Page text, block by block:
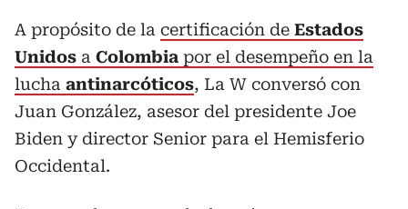
A propósito de la certificación de Estados
Unidos a Colombia por el desempeño en la
lucha antinarcóticos, La W conversó con
Juan González, asesor del presidente Joe
Biden y director Senior para el Hemisferio
Occidental.